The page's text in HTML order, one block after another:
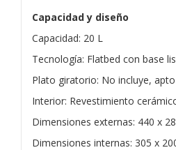
Capacidad y diseño
Capacidad: 20 L
Tecnología: Flatbed con base
Plato giratorio: No incluye,
Interior: Revestimiento
Dimensiones externas: 440 x
Dimensiones internas: 305 x